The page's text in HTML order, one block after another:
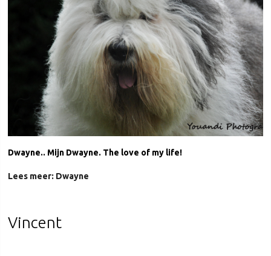
Dwayne.. Mijn Dwayne. The love of my life!
Lees meer: Dwayne
Vincent